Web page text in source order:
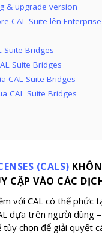
& upgrade version
CAL Suite lên
Suite Bridges
Suite Bridges
CAL Suite Bridges
CAL Suite Bridges
(CALS)
CẬP VÀO CÁC
với CAL có thể
dựa trên người dùng –
chọn để giải quyết